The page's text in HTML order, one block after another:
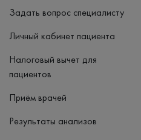
Задать вопрос специалисту
Личный кабинет пациента
Налоговый вычет для
пациентов
Приём врачей
Результаты анализов